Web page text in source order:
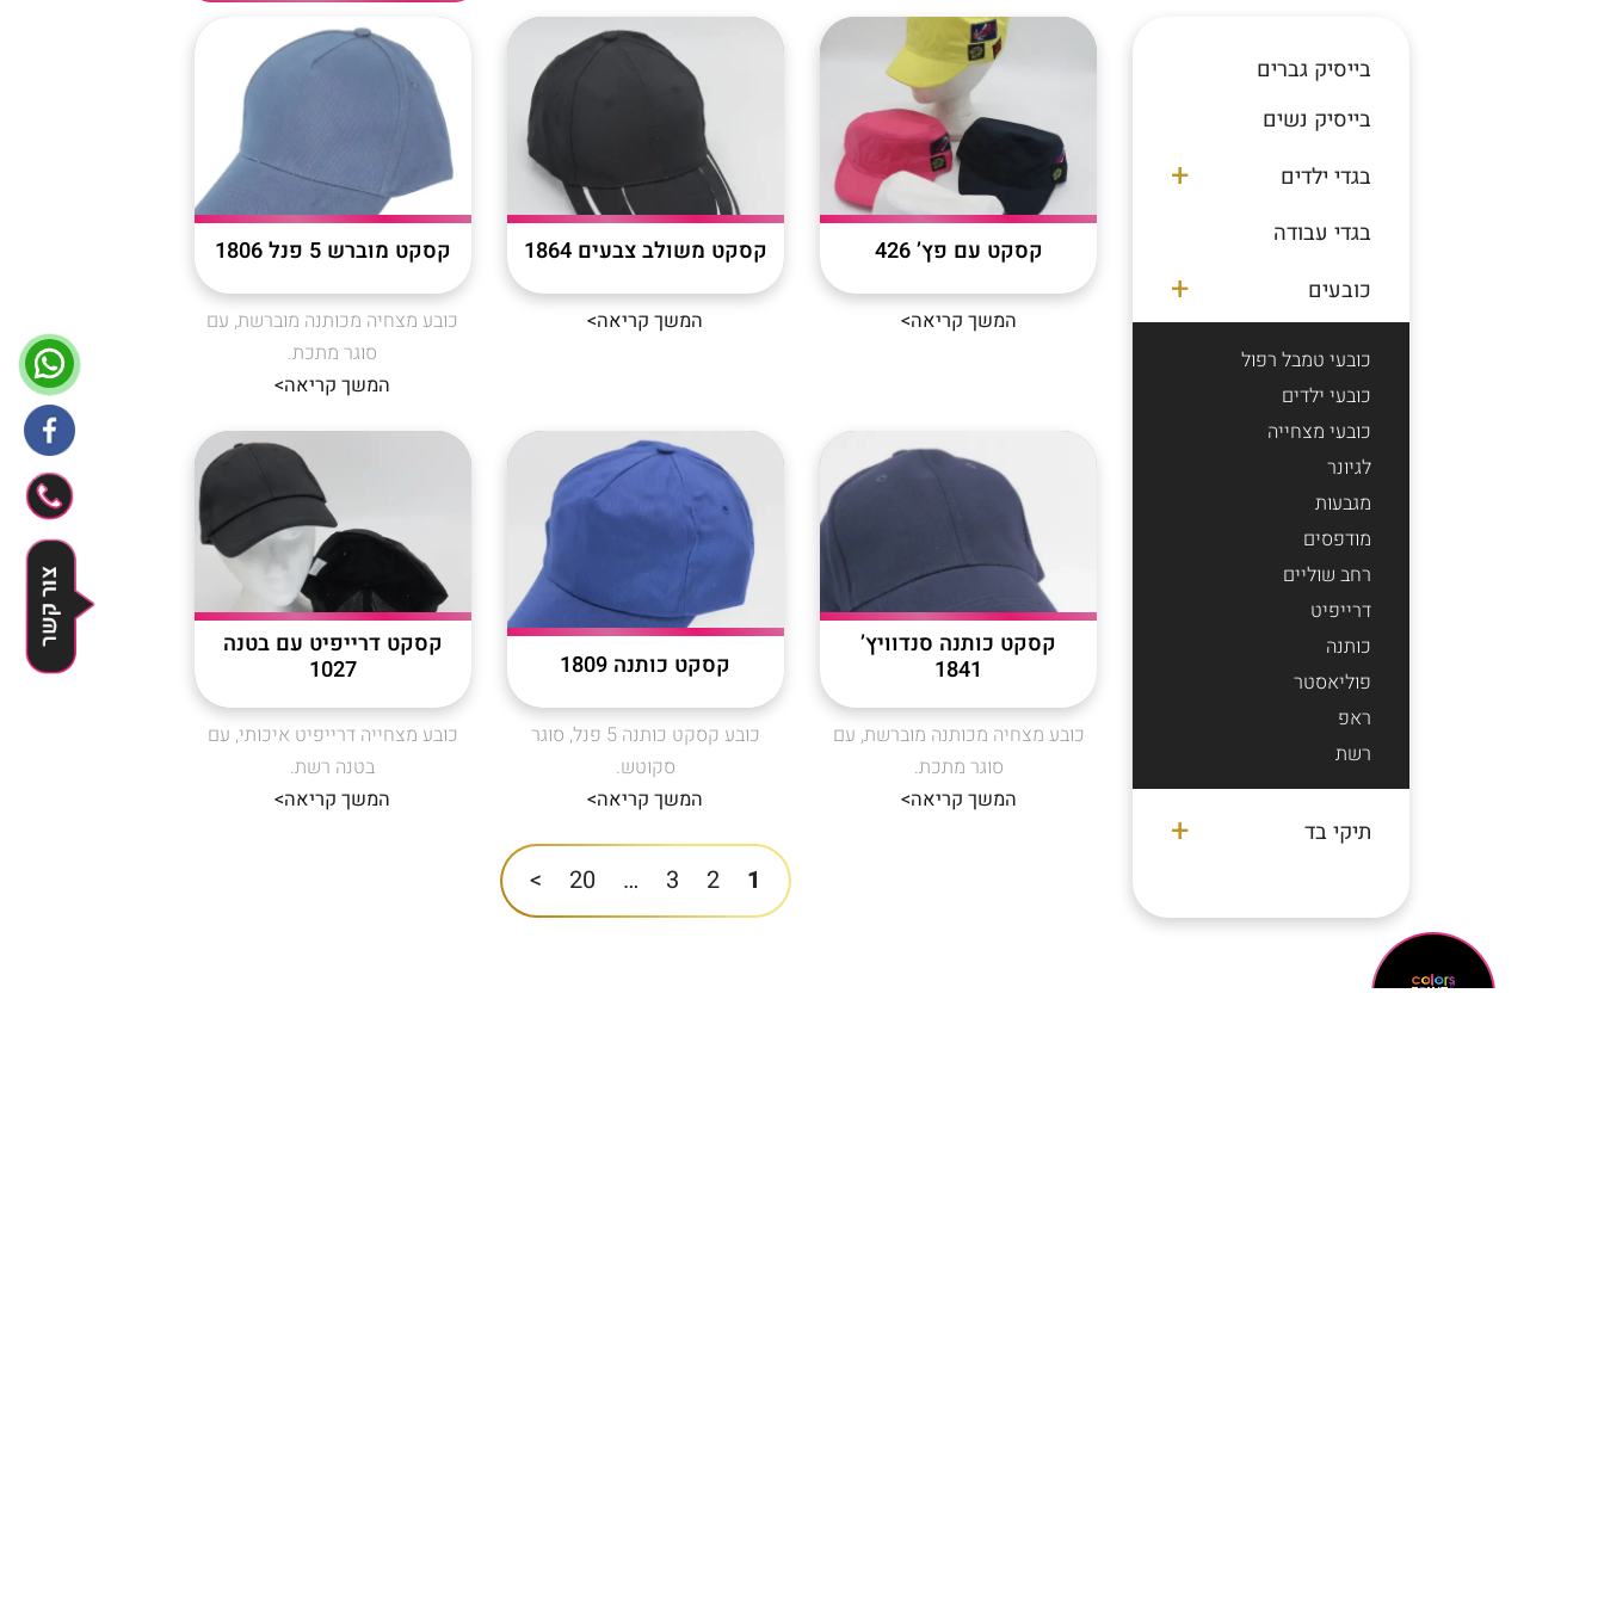
בייסיק גברים
בייסיק נשים
בגדי ילדים
בגדי עבודה
כובעים
כובעי טמבל רפול
כובעי ילדים
כובעי מצחייה
לגיונר
מגבעות
מודפסים
רחב שוליים
דרייפיט
כותנה
פוליאסטר
ראפ
רשת
תיקי בד
קסקט עם פץ’ 426
המשך קריאה>
קסקט משולב צבעים 1864
המשך קריאה>
קסקט מוברש 5 פנל 1806
כובע מצחיה מכותנה מוברשת, עם
סוגר מתכת.
המשך קריאה>
קסקט כותנה סנדוויץ’
1841
כובע מצחיה מכותנה מוברשת, עם
סוגר מתכת.
המשך קריאה>
קסקט כותנה 1809
כובע קסקט כותנה 5 פנל, סוגר
סקוטש.
המשך קריאה>
קסקט דרייפיט עם בטנה
1027
כובע מצחייה דרייפיט איכותי, עם
בטנה רשת.
המשך קריאה>
1
2
3
…
20
>